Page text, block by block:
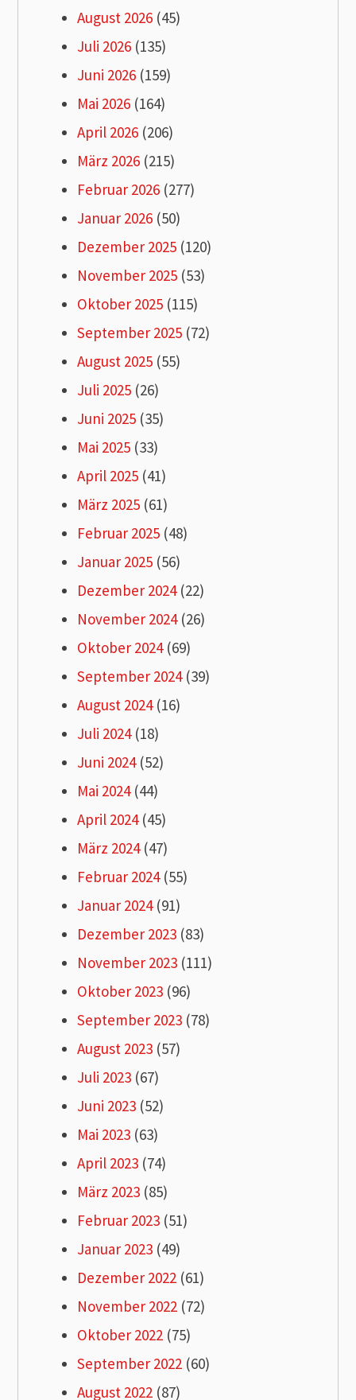
August 2026 (45)
Juli 2026 (135)
Juni 2026 (159)
Mai 2026 (164)
April 2026 (206)
März 2026 (215)
Februar 2026 (277)
Januar 2026 (50)
Dezember 2025 (120)
November 2025 (53)
Oktober 2025 (115)
September 2025 (72)
August 2025 (55)
Juli 2025 (26)
Juni 2025 (35)
Mai 2025 (33)
April 2025 (41)
März 2025 (61)
Februar 2025 (48)
Januar 2025 (56)
Dezember 2024(22)
November 2024(26)
Oktober 2024(69)
September 2024(39)
August 2024(16)
Juli 2024(18)
Juni 2024(52)
Mai 2024(44)
April 2024(45)
März 2024(47)
Februar 2024(55)
Januar 2024(91)
Dezember 2023 (83)
November 2023 (111)
Oktober 2023 (96)
September 2023 (78)
August 2023 (57)
Juli 2023 (67)
Juni 2023 (52)
Mai 2023 (63)
April 2023 (74)
März 2023 (85)
Februar 2023 (51)
Januar 2023 (49)
Dezember 2022 (61)
November 2022 (72)
Oktober 2022 (75)
September 2022 (60)
August 2022 (87)